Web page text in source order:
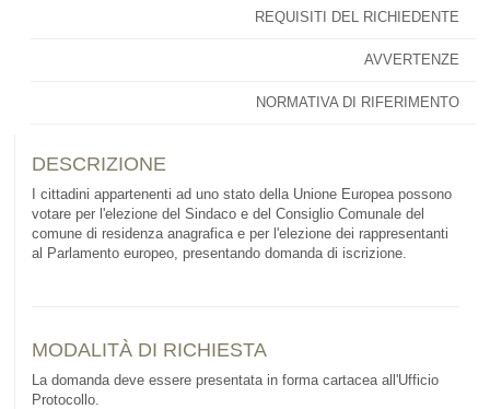
REQUISITI DEL RICHIEDENTE
AVVERTENZE
NORMATIVA DI RIFERIMENTO
DESCRIZIONE
I cittadini appartenenti ad uno stato della Unione Europea possono
votare per l'elezione del Sindaco e del Consiglio Comunale del
comune di residenza anagrafica e per l'elezione dei rappresentanti
al Parlamento europeo, presentando domanda di iscrizione.
MODALITÀ DI RICHIESTA
La domanda deve essere presentata in forma cartacea all'Ufficio
Protocollo.